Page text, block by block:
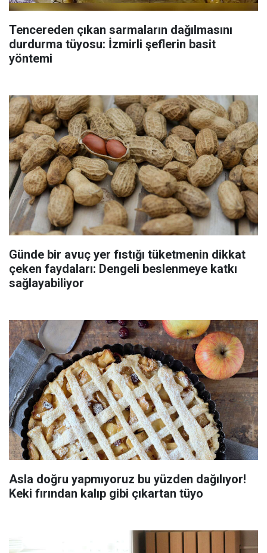
Tencereden çıkan sarmaların dağılmasını
durdurma tüyosu: İzmirli şeflerin basit
yöntemi
Günde bir avuç yer fıstığı tüketmenin dikkat
çeken faydaları: Dengeli beslenmeye katkı
sağlayabiliyor
Asla doğru yapmıyoruz bu yüzden dağılıyor!
Keki fırından kalıp gibi çıkartan tüyo